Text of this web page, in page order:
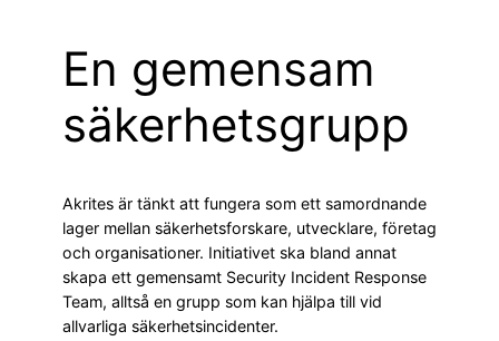
En gemensam
säkerhetsgrupp
Akrites är tänkt att fungera som ett samordnande
lager mellan säkerhetsforskare, utvecklare, företag
och organisationer. Initiativet ska bland annat
skapa ett gemensamt Security Incident Response
Team, alltså en grupp som kan hjälpa till vid
allvarliga säkerhetsincidenter.